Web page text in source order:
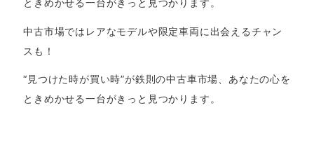
ときめかせる一台がきっと見つかります。
中古市場ではレアなモデルや限定車両に出会えるチャン
スも！
“見つけた時が買い時”が鉄則の中古車市場、あなたの心を
ときめかせる一台がきっと見つかります。